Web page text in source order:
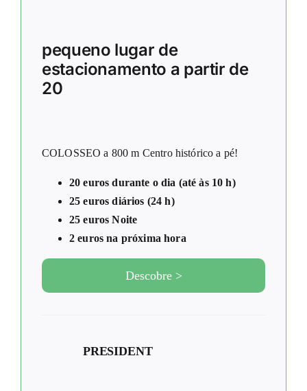
pequeno lugar de
estacionamento a partir de
20
COLOSSEO a 800 m Centro histórico a pé!
20 euros durante o dia (até às 10 h)
25 euros diários (24 h)
25 euros Noite
2 euros na próxima hora
Descobre >
PRESIDENT